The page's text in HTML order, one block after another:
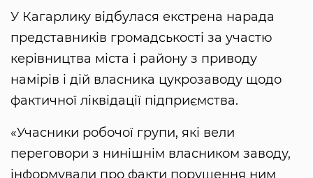
У Кагарлику відбулася екстрена нарада
представників громадськості за участю
керівництва міста і району з приводу
намірів і дій власника цукрозаводу щодо
фактичної ліквідації підприємства.
«Учасники робочої групи, які вели
переговори з нинішнім власником заводу,
інформували про факти порушення ним